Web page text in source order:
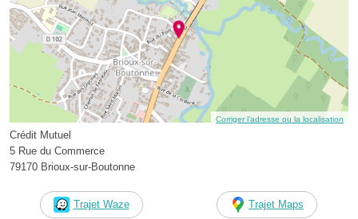
Corriger l’adresse ou la localisation
Crédit Mutuel
5 Rue du Commerce
79170 Brioux-sur-Boutonne
Trajet Waze Trajet Maps